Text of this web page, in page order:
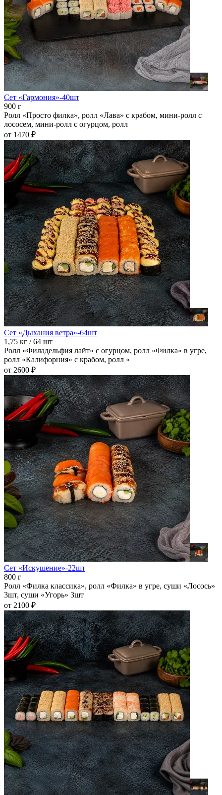
Сет «Гармония»-40шт
900 г
Ролл «Просто филка», ролл «Лава» с крабом, мини-ролл с
лососем, мини-ролл с огурцом, ролл
от 1470 ₽
Сет «Дыхания ветра»-64шт
1,75 кг / 64 шт
Ролл «Филадельфия лайт» с огурцом, ролл «Филка» в угре,
ролл «Калифорния» с крабом, ролл «
от 2600 ₽
Сет «Искушение»-22шт
800 г
Ролл «Филка классика», ролл «Филка» в угре, суши «Лосось»
3шт, суши «Угорь» 3шт
от 2100 ₽